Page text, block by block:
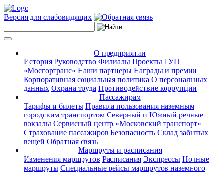
Версия для слабовидящих
О предприятии
История Руководство Филиалы Проекты ГУП
«Мосгортранс» Наши партнеры Награды и премии
Корпоративная социальная политика О персональных
данных Охрана труда Противодействие коррупции
Пассажирам
Тарифы и билеты Правила пользования наземным
городским транспортом Северный и Южный речные
вокзалы Сервисный центр «Московский транспорт»
Страхование пассажиров Безопасность Склад забытых
вещей Обратная связь
Маршруты и расписания
Изменения маршрутов Расписания Экспрессы Ночные
маршруты Специальные рейсы маршрутов наземного